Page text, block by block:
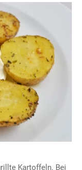
Kartoffeln. Bei